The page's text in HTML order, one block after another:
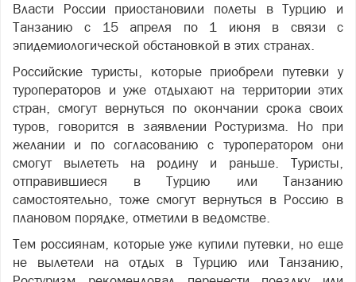
Власти России приостановили полеты в Турцию и
Танзанию с 15 апреля по 1 июня в связи с
эпидемиологической обстановкой в этих странах.
Российские туристы, которые приобрели путевки у
туроператоров и уже отдыхают на территории этих
стран, смогут вернуться по окончании срока своих
туров, говорится в заявлении Ростуризма. Но при
желании и по согласованию с туроператором они
смогут вылететь на родину и раньше. Туристы,
отправившиеся в Турцию или Танзанию
самостоятельно, тоже смогут вернуться в Россию в
плановом порядке, отметили в ведомстве.
Тем россиянам, которые уже купили путевки, но еще
не вылетели на отдых в Турцию или Танзанию,